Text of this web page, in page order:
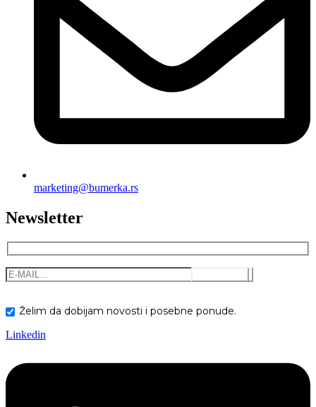
marketing@bumerka.rs
Newsletter
Želim da dobijam novosti i posebne ponude.
Linkedin